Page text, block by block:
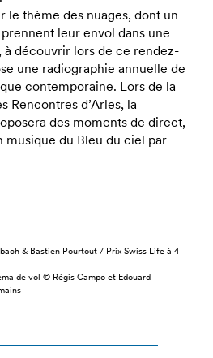
le thème des nuages, dont un
leur envol dans une
découvrir lors de ce rendez-
une radiographie annuelle de
contemporaine. Lors de la
Rencontres d’Arles, la
des moments de direct,
musique du Bleu du ciel par
& Bastien Pourtout / Prix Swiss Life à 4
de vol © Régis Campo et Edouard